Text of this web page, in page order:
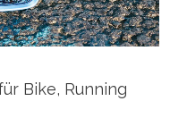
Bike, Running